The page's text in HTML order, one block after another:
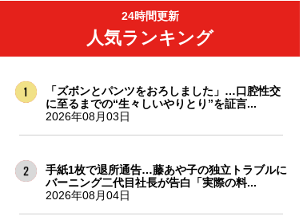
24時間更新
人気ランキング
「ズボンとパンツをおろしました」…口腔性交
に至るまでの“生々しいやりとり”を証言...
2026年08月03日
手紙1枚で退所通告…藤あや子の独立トラブルに
バーニング二代目社長が告白「実際の料...
2026年08月04日